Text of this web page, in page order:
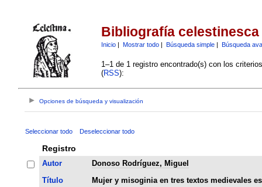
Bibliografía celestinesca
Inicio| Mostrar todo| Búsqueda simple| Búsqueda
1–1 de 1 registro encontrado(s) con los
(RSS):
Opciones de búsqueda y visualización
Seleccionar todo Deseleccionar todo
Registro
Autor
Donoso Rodríguez, Miguel
Título
Mujer y misoginia en tres textos medievales